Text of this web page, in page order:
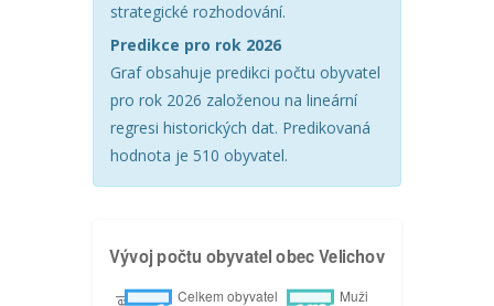
strategické rozhodování.
Predikce pro rok 2026
Graf obsahuje predikci počtu obyvatel
pro rok 2026 založenou na lineární
regresi historických dat. Predikovaná
hodnota je 510 obyvatel.